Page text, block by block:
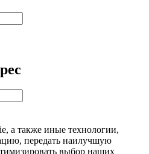
а также иные технологии,
передать наилучшую
выбор наших